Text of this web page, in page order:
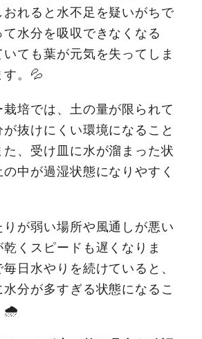
れると水不足を疑いがちで
水分を吸収できなくなる
いても葉が元気を失ってしま
す。💦
培では、土の量が限られて
抜けにくい環境になること
、受け皿に水が溜まった状
中が過湿状態になりやすく
りが弱い場所や風通しが悪い
くスピードも遅くなりま
日水やりを続けていると、
分が多すぎる状態になるこ
🌧️